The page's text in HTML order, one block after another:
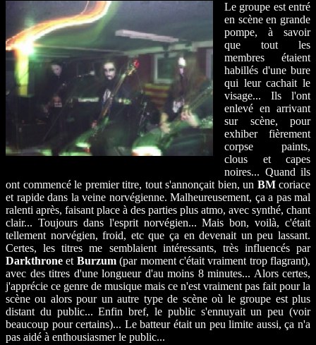
Le groupe est entré
en scène en grande
pompe, à savoir
que tout les
membres étaient
habillés d'une bure
qui leur cachait le
visage... Ils l'ont
enlevé en arrivant
sur scène, pour
exhiber fièrement
corpse paints,
clous et capes
noires... Quand ils
ont commencé le premier titre, tout s'annonçait bien, un BMcoriace
et rapide dans la veine norvégienne. Malheureusement, ça a pas mal
ralenti après, faisant place à des parties plus atmo, avec synthé, chant
clair... Toujours dans l'esprit norvégien... Mais bon, voilà, c'était
tellement norvégien, froid, etc que ça en devenait un peu lassant.
Certes, les titres me semblaient intéressants, très influencés par
Darkthrone et Burzum(par moment c'était vraiment trop flagrant),
avec des titres d'une longueur d'au moins 8 minutes... Alors certes,
j'apprécie ce genre de musique mais ce n'est vraiment pas fait pour la
scène ou alors pour un autre type de scène où le groupe est plus
distant du public... Enfin bref, le public s'ennuyait un peu (voir
beaucoup pour certains)... Le batteur était un peu limite aussi, ça n'a
pas aidé à enthousiasmer le public...